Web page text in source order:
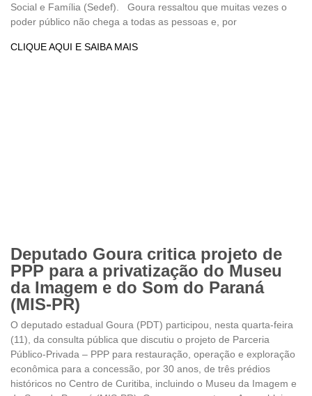
Social e Família (Sedef). Goura ressaltou que muitas vezes o
poder público não chega a todas as pessoas e, por
CLIQUE AQUI E SAIBA MAIS
Deputado Goura critica projeto de
PPP para a privatização do Museu
da Imagem e do Som do Paraná
(MIS-PR)
O deputado estadual Goura (PDT) participou, nesta quarta-feira
(11), da consulta pública que discutiu o projeto de Parceria
Público-Privada – PPP para restauração, operação e exploração
econômica para a concessão, por 30 anos, de três prédios
históricos no Centro de Curitiba, incluindo o Museu da Imagem e